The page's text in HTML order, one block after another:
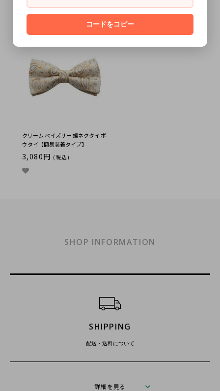
3,080円
プ】
3,080円
クリーム ペイズリー 蝶ネクタイ ボ
ウタイ【簡易装着タイプ】
3,080円 (税込)
SHOP INFORMATION
SHIPPING
配送・送料について
詳細を見る
コードをコピー